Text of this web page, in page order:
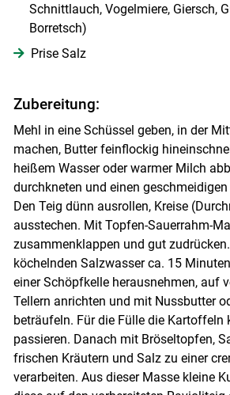
Schnittlauch, Vogelmiere, Giersch,
Borretsch)
Prise Salz
Zubereitung:
Mehl in eine Schüssel geben, in der
machen, Butter feinflockig
heißem Wasser oder warmer Milch
durchkneten und einen
Den Teig dünn ausrollen, Kreise
ausstechen. Mit Topfen-Sauerrahm-
zusammenklappen und gut
köchelnden Salzwasser ca. 15
einer Schöpfkelle herausnehmen, auf
Tellern anrichten und mit Nussbutter
beträufeln. Für die Fülle die Kartoffeln
passieren. Danach mit Bröseltopfen,
frischen Kräutern und Salz zu einer
verarbeiten. Aus dieser Masse kleine